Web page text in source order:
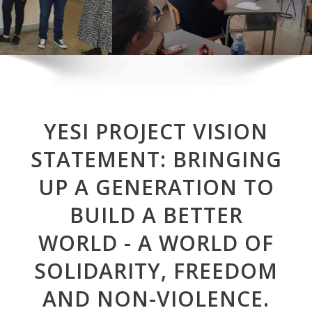
YESI PROJECT VISION
STATEMENT: BRINGING
UP A GENERATION TO
BUILD A BETTER
WORLD - A WORLD OF
SOLIDARITY, FREEDOM
AND NON-VIOLENCE.